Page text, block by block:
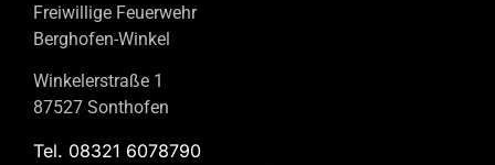
Freiwillige Feuerwehr
Berghofen-Winkel
Winkelerstraße 1
87527 Sonthofen
Tel. 08321 6078790